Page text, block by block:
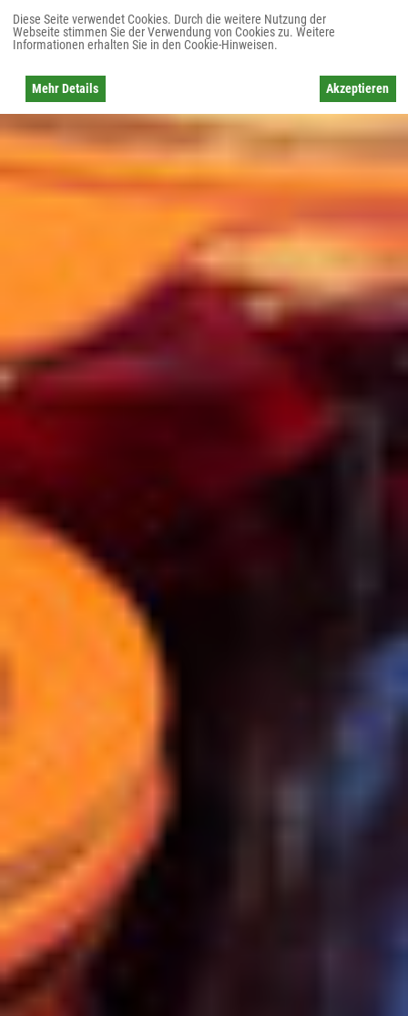
Diese Seite verwendet Cookies. Durch die weitere Nutzung der
Webseite stimmen Sie der Verwendung von Cookies zu. Weitere
Informationen erhalten Sie in den Cookie-Hinweisen.
Mehr Details Akzeptieren